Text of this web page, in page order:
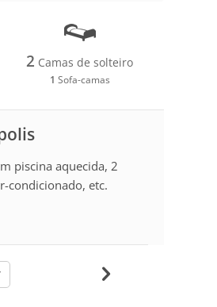
2 Camas de solteiro
1 Sofa-camas
piscina aquecida, 2
condicionado, etc.